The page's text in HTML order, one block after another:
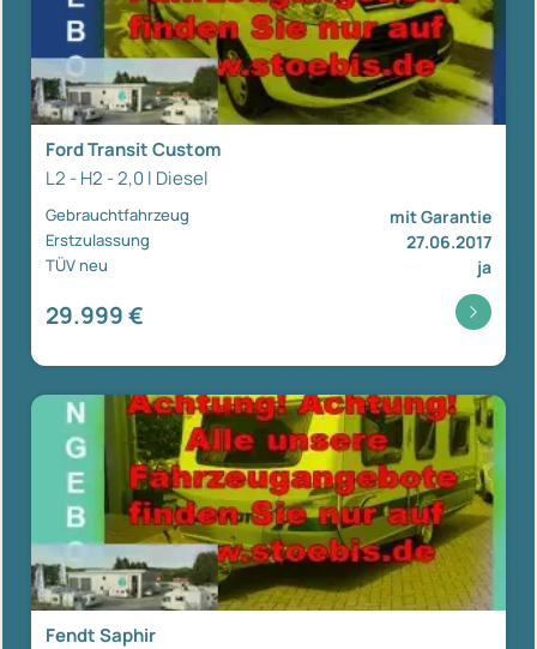
Ford Transit Custom
L2 - H2 - 2,0 l Diesel
Gebrauchtfahrzeug mit Garantie
Erstzulassung 27.06.2017
TÜV neu ja
29.999 €
Fendt Saphir